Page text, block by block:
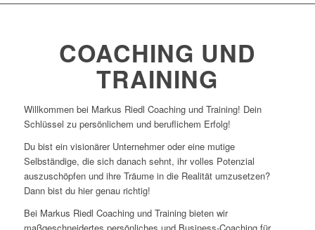
COACHING UND
TRAINING
Willkommen bei Markus Riedl Coaching und Training! Dein
Schlüssel zu persönlichem und beruflichem Erfolg!
Du bist ein visionärer Unternehmer oder eine mutige
Selbständige, die sich danach sehnt, ihr volles Potenzial
auszuschöpfen und ihre Träume in die Realität umzusetzen?
Dann bist du hier genau richtig!
Bei Markus Riedl Coaching und Training bieten wir